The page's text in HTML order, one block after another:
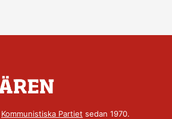
Kommunistiska Partiet sedan 1970.